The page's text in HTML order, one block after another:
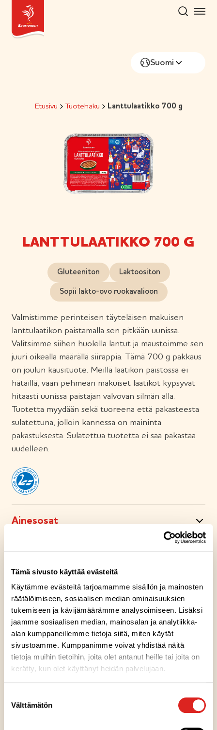
Tämä sivusto käyttää evästeitä
Käytämme evästeitä tarjoamamme sisällön ja mainosten
räätälöimiseen, sosiaalisen median ominaisuuksien
tukemiseen ja kävijämäärämme analysoimiseen. Lisäksi
jaamme sosiaalisen median, mainosalan ja analytiikka-
alan kumppaneillemme tietoja siitä, miten käytät
sivustoamme. Kumppanimme voivat yhdistää näitä
tietoja muihin tietoihin, joita olet antanut heille tai joita on
kerätty, kun olet käyttänyt heidän palvelujaan.
valinta
Välttämätön
Hyppää
sisältöön
Suomi
Etusivu Tuotehaku Lanttulaatikko 700 g
LANTTULAATIKKO 700 G
Gluteeniton Laktoositon
Sopii lakto-ovo ruokavalioon
Valmistimme perinteisen täyteläisen makuisen
lanttulaatikon paistamalla sen pitkään uunissa.
Valitsimme siihen huolella lantut ja maustoimme sen
juuri oikealla määrällä siirappia. Tämä 700 g pakkaus
on joulun kausituote. Meillä laatikon paistossa ei
hätäillä, vaan pehmeän makuiset laatikot kypsyvät
hitaasti uunissa paistajan valvovan silmän alla.
Tuotetta myydään sekä tuoreena että pakasteesta
sulatettuna, jolloin kannessa on maininta
pakastuksesta. Sulatettua tuotetta ei saa pakastaa
uudelleen.
Ainesosat
Ravintosisältö
Kuumennusohje
Säilytysohje
Valmistuspaikka